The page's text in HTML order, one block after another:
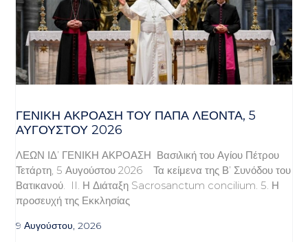
ΓΕΝΙΚΉ ΑΚΡΌΑΣΗ ΤΟΥ ΠΆΠΑ ΛΈΟΝΤΑ, 5
ΑΥΓΟΎΣΤΟΥ 2026
ΛΕΩΝ ΙΔ’ ΓΕΝΙΚΗ ΑΚΡΟΑΣΗ Βασιλική του Αγίου Πέτρου
Τετάρτη, 5 Αυγούστου 2026 Τα κείμενα της Β’ Συνόδου του
Βατικανού. II. Η Διάταξη Sacrosanctum concilium. 5. Η
προσευχή της Εκκλησίας
9 Αυγούστου, 2026